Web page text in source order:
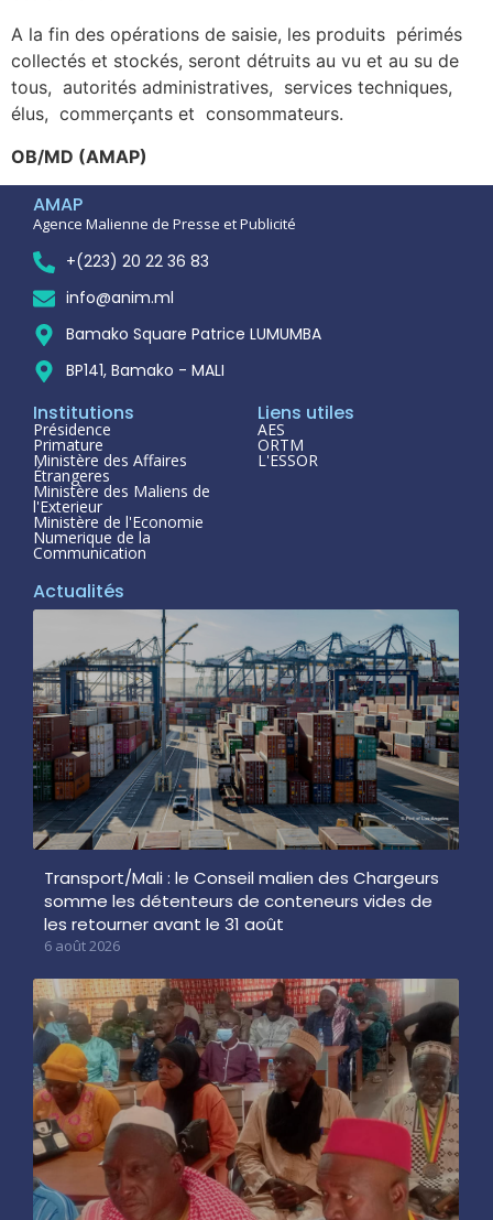
A la fin des opérations de saisie, les produits périmés
collectés et stockés, seront détruits au vu et au su de
tous, autorités administratives, services techniques,
élus, commerçants et consommateurs.
OB/MD (AMAP)
AMAP
Agence Malienne de Presse et Publicité
+(223) 20 22 36 83
info@anim.ml
Bamako Square Patrice LUMUMBA
BP141, Bamako - MALI
Institutions
Présidence
Primature
Ministère des Affaires
Étrangeres
Ministère des Maliens de
l'Exterieur
Ministère de l'Economie
Numerique de la
Communication
Liens utiles
AES
ORTM
L'ESSOR
Actualités
Transport/Mali : le Conseil malien des Chargeurs
somme les détenteurs de conteneurs vides de
les retourner avant le 31 août
6 août 2026